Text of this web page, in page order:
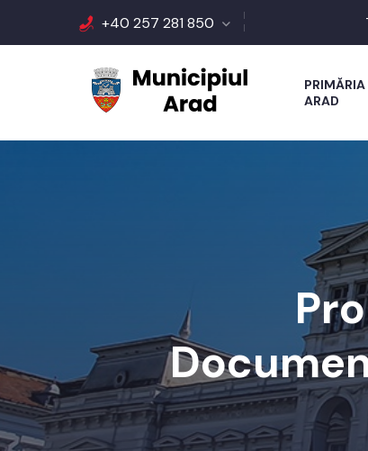
+40 257 281 850
PRIMĂRIA
ARAD